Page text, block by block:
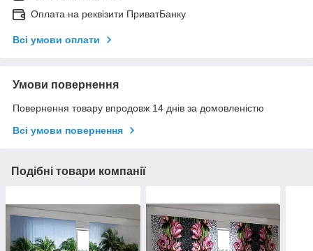
Оплата на реквізити ПриватБанку
Всі умови оплати
Умови повернення
Повернення товару впродовж 14 днів за домовленістю
Всі умови повернення
Подібні товари компанії